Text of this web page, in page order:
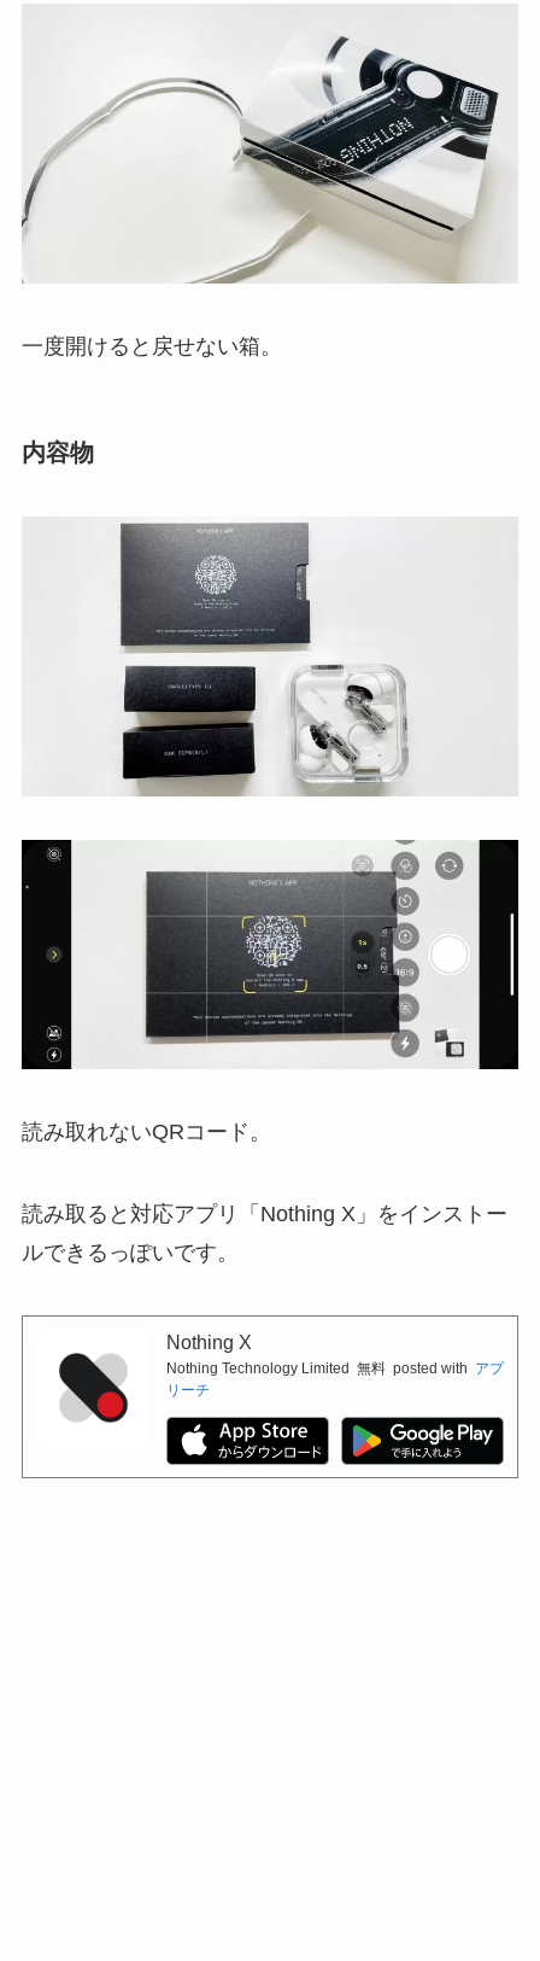
一度開けると戻せない箱。
内容物
読み取れないQRコード。
読み取ると対応アプリ「Nothing X」をインストー
ルできるっぽいです。
Nothing X
Nothing Technology Limited 無料 posted with アプ
リーチ